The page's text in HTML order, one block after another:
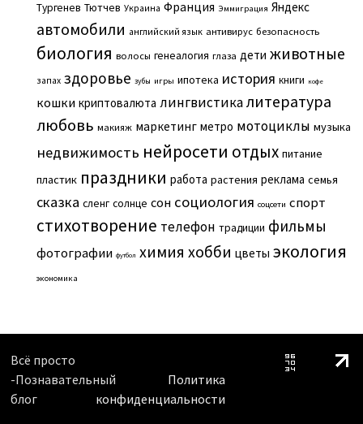
Тургенев Тютчев Украина Франция Эммиграция Яндекс
автомобили английский язык антивирус безопасность
биология волосы генеалогия глаза дети животные
запах здоровье зубы игры ипотека история книги кофе
кошки криптовалюта лингвистикалитература
любовь макияж маркетинг метро мотоциклы музыка
недвижимость нейросети отдых питание
пластик праздники работа растения реклама семья
сказка сленг солнце сон социология соцсети спорт
стихотворение телефон традиции фильмы
фотографии футбол химия хобби цветы экология
экономика
Всё просто
-Познавательный
блог
Политика
конфиденциальности